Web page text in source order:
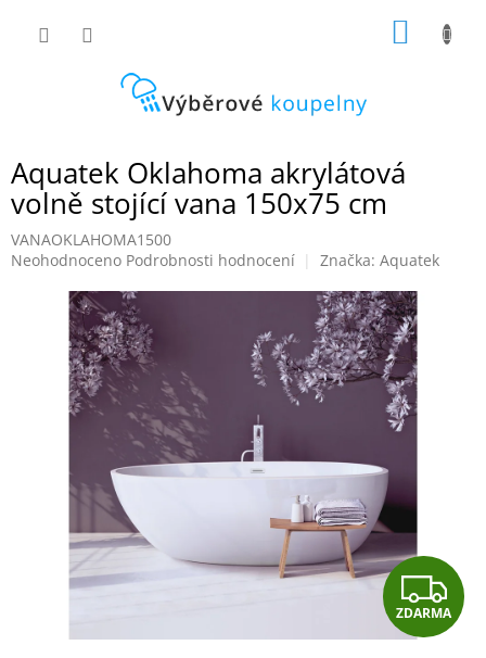
Aquatek Oklahoma akrylátová
volně stojící vana 150x75 cm
VANAOKLAHOMA1500
Průměrné
produktu
hvězdiček.
Neohodnoceno Podrobnosti hodnocení Značka: Aquatek
Z
D
ZDARMA